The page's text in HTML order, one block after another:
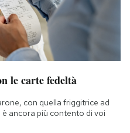
le carte fedeltà
con quella friggitrice ad
ancora più contento di voi